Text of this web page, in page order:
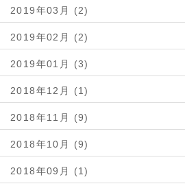
2019年03月 (2)
2019年02月 (2)
2019年01月 (3)
2018年12月 (1)
2018年11月 (9)
2018年10月 (9)
2018年09月 (1)